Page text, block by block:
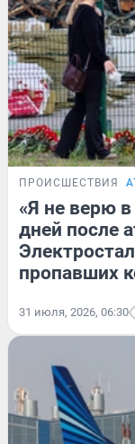
ПРОИСШЕСТВИЯ
«Я не верю
дней после
пропавших
31 июля, 2026, 06:30